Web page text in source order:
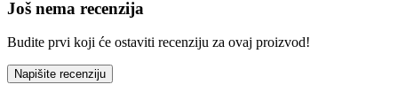
Još nema recenzija
Budite prvi koji će ostaviti recenziju za ovaj proizvod!
Napišite recenziju